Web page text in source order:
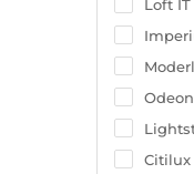
Loft IT
Citilux